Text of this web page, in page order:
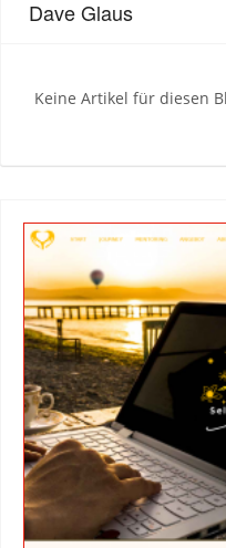
Dave Glaus
Keine Artikel für diesen